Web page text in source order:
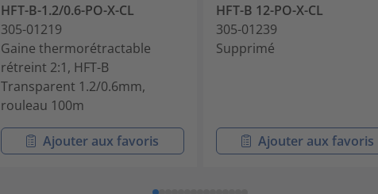
HFT-B-1.2/0.6-PO-X-CL
305-01219
Gaine thermorétractable
rétreint 2:1, HFT-B
Transparent 1.2/0.6mm,
rouleau 100m
Ajouter aux favoris
HFT-B 12-PO-X-CL
305-01239
Supprimé
Ajouter aux favoris